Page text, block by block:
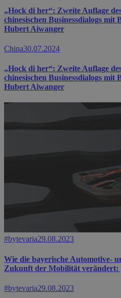
„Hock di her“: Zweite Auflage
chinesischen Businessdialogs
Hubert Aiwanger
China30.07.2024
„Hock di her“: Zweite Auflage
chinesischen Businessdialogs
Hubert Aiwanger
#bytevaria29.08.2023
Wie die bayerische Automotive-
Zukunft der Mobilität
#bytevaria29.08.2023